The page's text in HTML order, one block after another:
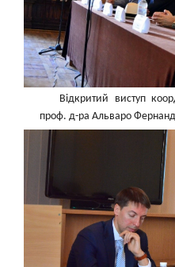
Відкритий виступ
проф. д-ра Альваро